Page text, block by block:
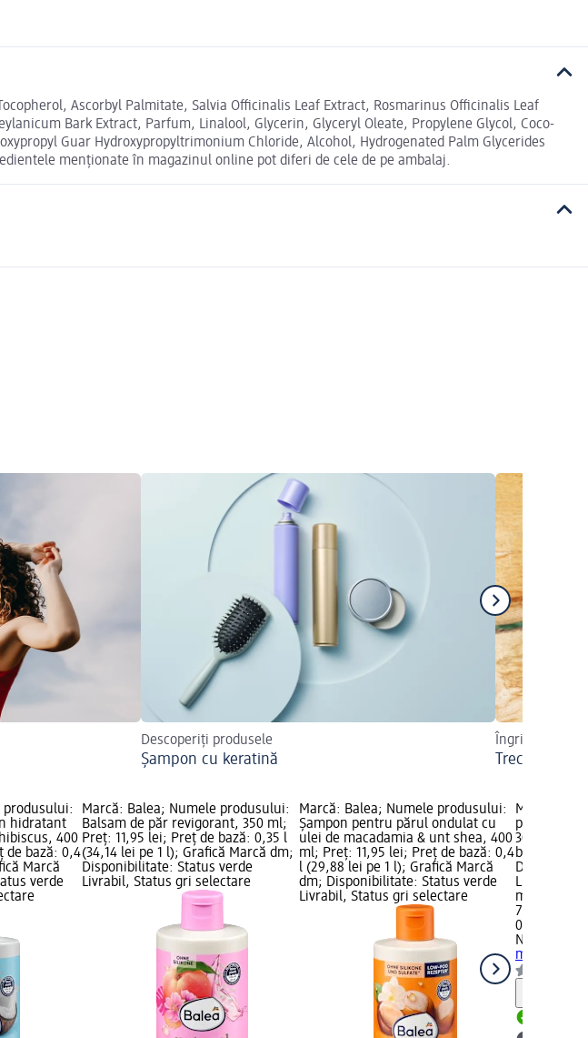
Ascorbyl Palmitate, Salvia Officinalis Leaf Extract, Rosmarinus Officinalis Leaf
Bark Extract, Parfum, Linalool, Glycerin, Glyceryl Oleate, Propylene Glycol, Coco-
Guar Hydroxypropyltrimonium Chloride, Alcohol, Hydrogenated Palm Glycerides
menționate în magazinul online pot diferi de cele de pe ambalaj.
Descoperiți produsele
Șampon cu keratină
Îngrijire
Trecerea la
produsului:
hidratant
400
de bază: 0,4
Marcă
verde
Marcă: Balea; Numele produsului:
Balsam de păr revigorant, 350 ml;
Preț: 11,95 lei; Preț de bază: 0,35 l
(34,14 lei pe 1 l); Grafică Marcă dm;
Disponibilitate: Status verde
Livrabil, Status gri selectare
Marcă: Balea; Numele produsului:
Șampon pentru părul ondulat cu
ulei de macadamia & unt shea, 400
ml; Preț: 11,95 lei; Preț de bază: 0,4
l (29,88 lei pe 1 l); Grafică Marcă
dm; Disponibilitate: Status verde
Livrabil, Status gri selectare
Marcă:
produsului:
300 ml;
bază: 0,3 l
Livrabil,
magazin
70,95 lei
0,3 l
NIFEISHI
ml